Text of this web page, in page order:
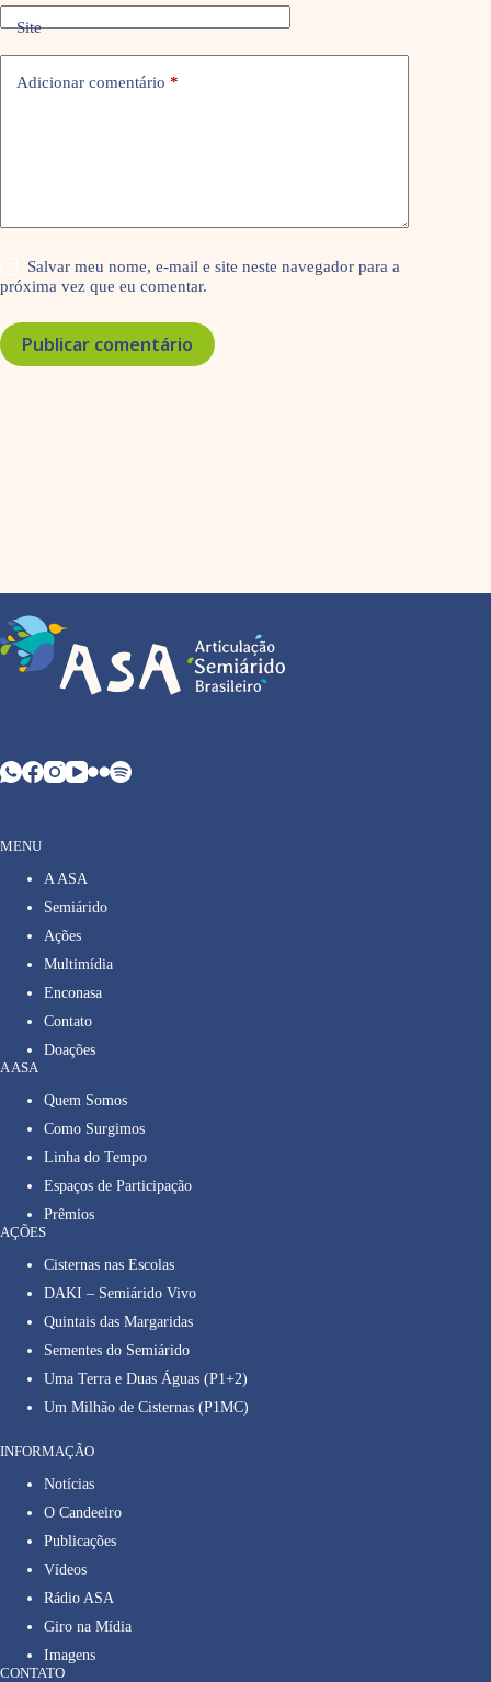
Site
Adicionar comentário *
Salvar meu nome, e-mail e site neste navegador para a
próxima vez que eu comentar.
Publicar comentário
MENU
A ASA
Semiárido
Ações
Multimídia
Enconasa
Contato
Doações
A ASA
Quem Somos
Como Surgimos
Linha do Tempo
Espaços de Participação
Prêmios
AÇÕES
Cisternas nas Escolas
DAKI – Semiárido Vivo
Quintais das Margaridas
Sementes do Semiárido
Uma Terra e Duas Águas (P1+2)
Um Milhão de Cisternas (P1MC)
INFORMAÇÃO
Notícias
O Candeeiro
Publicações
Vídeos
Rádio ASA
Giro na Mídia
Imagens
CONTATO